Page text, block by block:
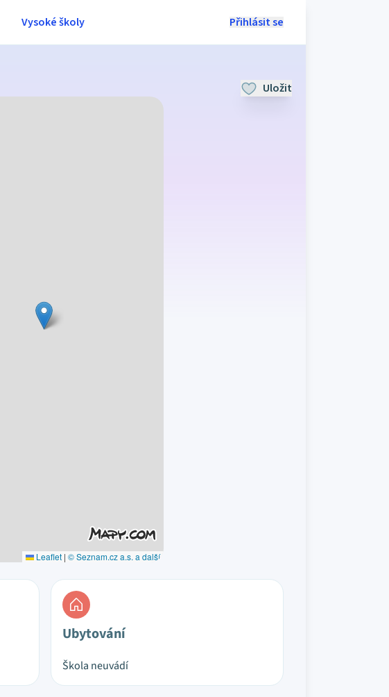
Přihlásit se
Vysoké školy
Uložit
Leaflet | © Seznam.cz a.s. a další
Ubytování
Škola neuvádí